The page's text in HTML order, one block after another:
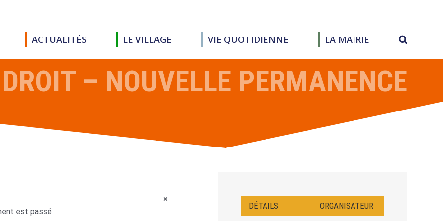
ACTUALITÉS LE VILLAGE VIE QUOTIDIENNE LA MAIRIE
– NOUVELLE PERMANENCE
×
est passé
DÉTAILS ORGANISATEUR